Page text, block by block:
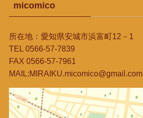
micomico
所在地：愛知県安城市浜富町12－1
TEL 0566-57-7839
FAX 0566-57-7961
MAIL:MIRAIKU.micomico@gmail.com